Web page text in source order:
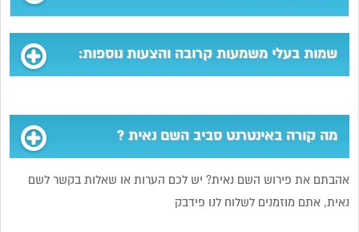
שמות בעלי משמעות קרובה והצעות נוספות:
מה קורה באינטרנט סביב השם נאית ?
אהבתם את פירוש השם נאית? יש לכם הערות או שאלות בקשר לשם
נאית, אתם מוזמנים לשלוח לנו פידבק